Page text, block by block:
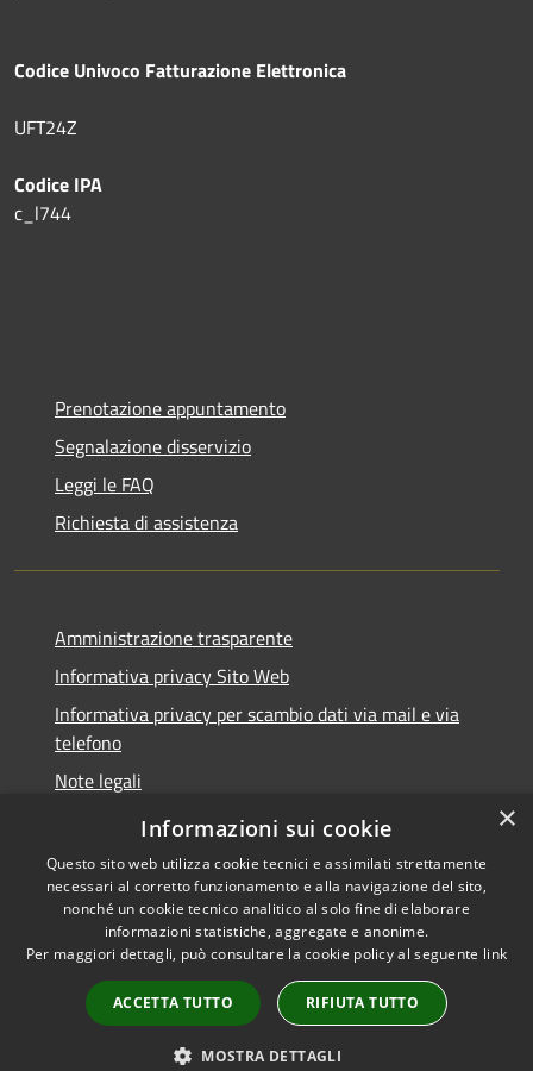
Codice Univoco Fatturazione Elettronica
UFT24Z
Codice IPA
c_l744
Prenotazione appuntamento
Segnalazione disservizio
Leggi le FAQ
Richiesta di assistenza
Amministrazione trasparente
Informativa privacy Sito Web
Informativa privacy per scambio dati via mail e via
telefono
Note legali
Dichiarazione di accessibilità
Accessibilità
Copyright © 2026 • Comune di
Verano Brianza • Powered by
Municipium•
Accesso
redazione
×
Informazioni sui cookie
Questo sito web utilizza cookie tecnici e assimilati strettamente
necessari al corretto funzionamento e alla navigazione del sito,
nonché un cookie tecnico analitico al solo fine di elaborare
informazioni statistiche, aggregate e anonime.
Per maggiori dettagli, può consultare la cookie policy al seguente link
ACCETTA TUTTO RIFIUTA TUTTO
MOSTRA DETTAGLI